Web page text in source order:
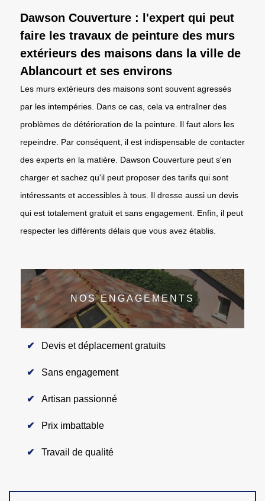
Dawson Couverture : l'expert qui peut
faire les travaux de peinture des murs
extérieurs des maisons dans la ville de
Ablancourt et ses environs
Les murs extérieurs des maisons sont souvent agressés
par les intempéries. Dans ce cas, cela va entraîner des
problèmes de détérioration de la peinture. Il faut alors les
repeindre. Par conséquent, il est indispensable de contacter
des experts en la matière. Dawson Couverture peut s'en
charger et sachez qu'il peut proposer des tarifs qui sont
intéressants et accessibles à tous. Il dresse aussi un devis
qui est totalement gratuit et sans engagement. Enfin, il peut
respecter les différents délais que vous avez établis.
NOS ENGAGEMENTS
Devis et déplacement gratuits
Sans engagement
Artisan passionné
Prix imbattable
Travail de qualité